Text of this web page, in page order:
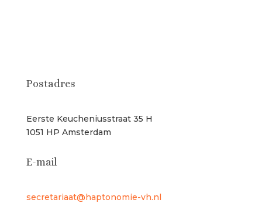
Postadres
Eerste Keucheniusstraat 35 H
1051 HP Amsterdam
E-mail
secretariaat@haptonomie-vh.nl